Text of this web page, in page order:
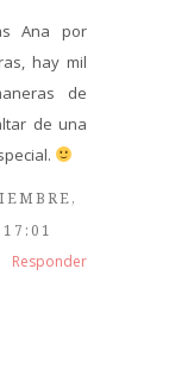
Ana por
hay mil
de
de una
Responder